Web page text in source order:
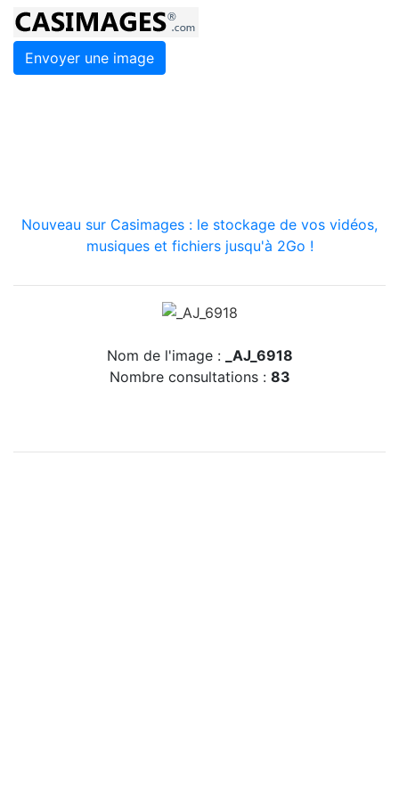
Envoyer une image
Nouveau sur Casimages : le stockage de vos vidéos,
musiques et fichiers jusqu'à 2Go !
Nom de l'image :
_AJ_6918
Nombre consultations : 83